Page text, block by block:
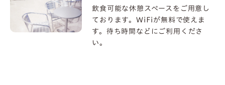
飲食可能な休憩スペースをご用意し
ております。WiFiが無料で使えま
す。待ち時間などにご利用くださ
い。